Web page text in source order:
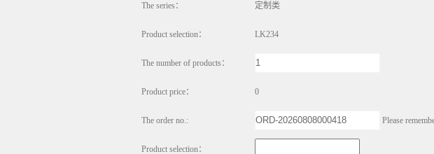
The series： 定制类
Product selection： LK234
The number of products：
Product price： 0
The order no.: Please
Product selection：